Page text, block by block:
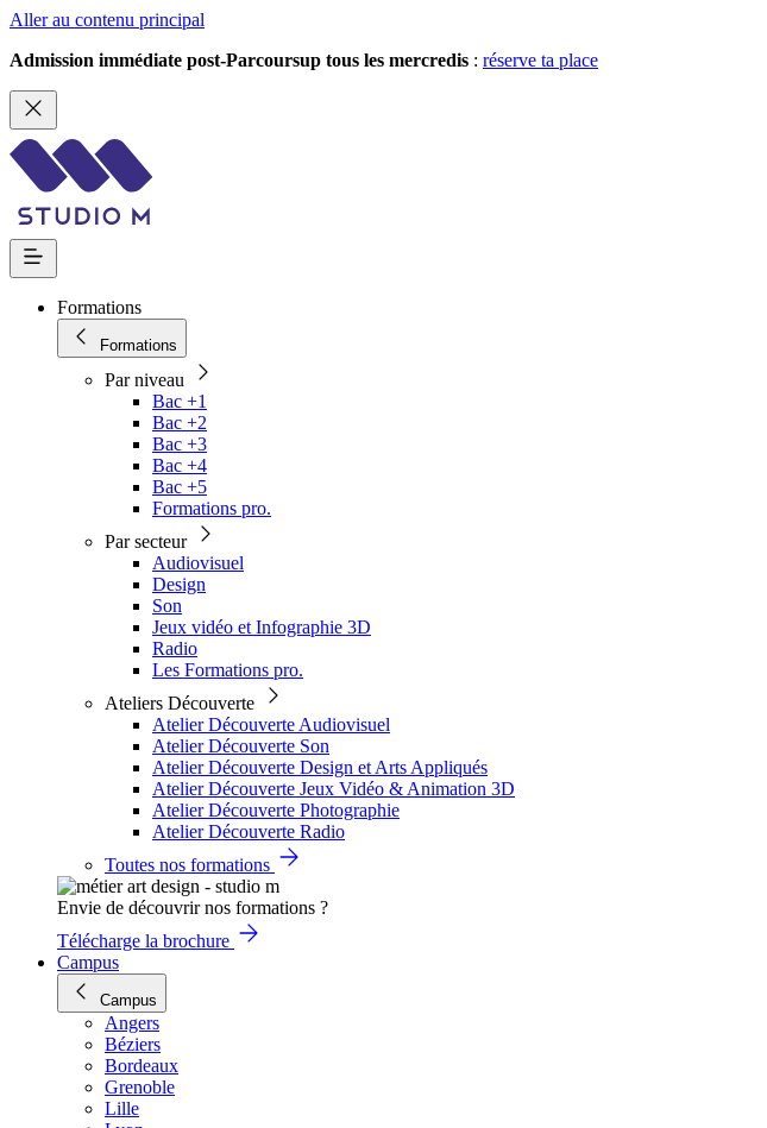
Aller au contenu principal
Admission immédiate post-Parcoursup tous les mercredis : réserve ta place
Formations
Formations
Par niveau
Bac +1
Bac +2
Bac +3
Bac +4
Bac +5
Formations pro.
Par secteur
Audiovisuel
Design
Son
Jeux vidéo et Infographie 3D
Radio
Les Formations pro.
Ateliers Découverte
Atelier Découverte Audiovisuel
Atelier Découverte Son
Atelier Découverte Design et Arts Appliqués
Atelier Découverte Jeux Vidéo & Animation 3D
Atelier Découverte Photographie
Atelier Découverte Radio
Toutes nos formations
Envie de découvrir nos formations ?
Télécharge la brochure
Campus
Campus
Angers
Béziers
Bordeaux
Grenoble
Lille